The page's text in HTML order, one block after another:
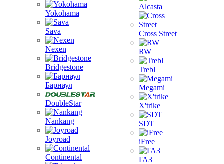
Yokohama
Sava
Nexen
Bridgestone
Барнаул
DoubleStar
Nankang
Joyroad
Continental
Alcasta
Cross Street
RW
Trebl
Megami
X'trike
SDT
iFree
ГАЗ